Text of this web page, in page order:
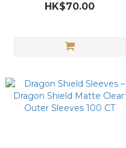
HK$70.00